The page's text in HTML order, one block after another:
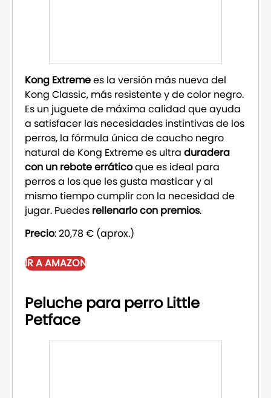
Kong Extremees la versión más nueva del
Kong Classic, más resistente y de color negro.
Es un juguete de máxima calidad que ayuda
a satisfacer las necesidades instintivas de los
perros, la fórmula única de caucho negro
natural de Kong Extreme es ultra duradera
con un rebote erráticoque es ideal para
perros a los que les gusta masticar y al
mismo tiempo cumplir con la necesidad de
jugar. Puedes rellenarlo con premios.
Precio: 20,78 € (aprox.)
IR A AMAZON
Peluche para perro Little
Petface